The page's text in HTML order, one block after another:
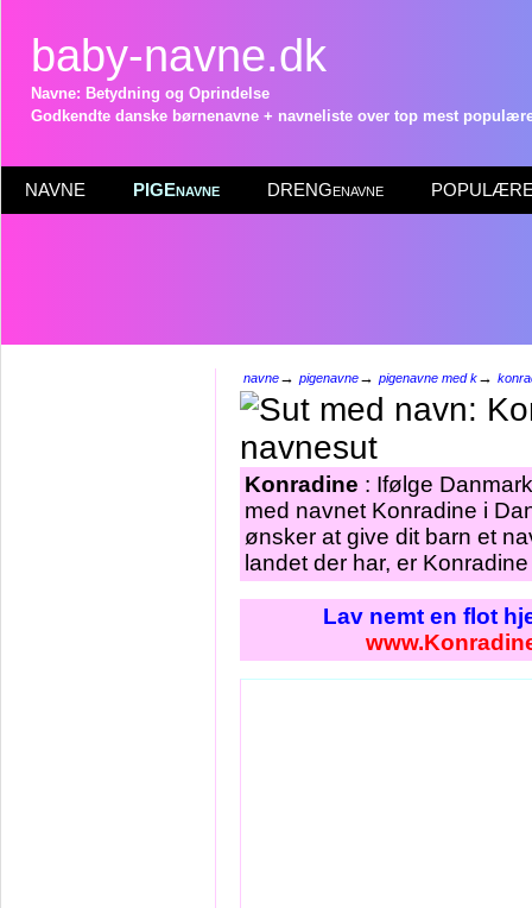
baby-navne.dk
Navne: Betydning og Oprindelse
Godkendte danske børnenavne + navneliste over top mest
NAVNE PIGEnavne DRENGenavne POPULÆRE
navne→ pigenavne→ pigenavne med k→
Konradine : Ifølge
med navnet Konradine i
ønsker at give dit barn et
landet der har, er
Lav nemt en flot